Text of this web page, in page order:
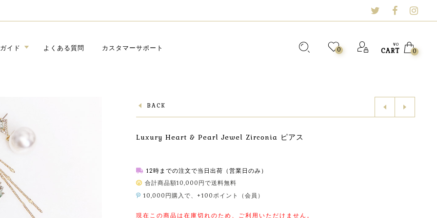
イド よくある質問 カスタマーサポート 0
¥0
CART 0
BACK
Luxury Heart & Pearl Jewel Zirconia ピアス
12時までの注文で当日出荷（営業日のみ）
合計商品額10,000円で送料無料
10,000円購入で、+100ポイント（会員）
現在この商品は在庫切れのため、ご利用いただけません。